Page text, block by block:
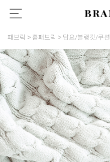
패브릭 홈패브릭 담요/블랭킷/쿠션